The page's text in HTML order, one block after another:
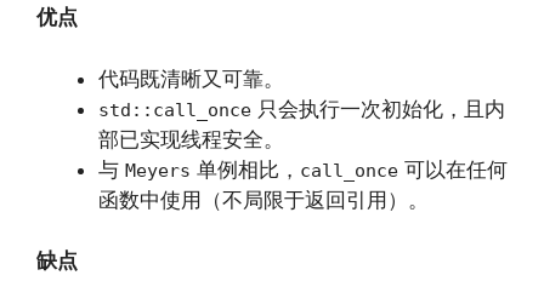
优点
代码既清晰又可靠。
std::call_once 只会执行一次初始化，且内
部已实现线程安全。
与 Meyers 单例相比， call_once 可以在任何
函数中使用（不局限于返回引用）。
缺点